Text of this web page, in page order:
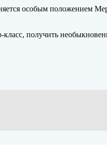
особым положением
класс, получить